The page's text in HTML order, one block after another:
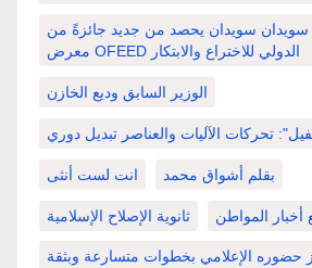
سويدان يحصد من جديد جائزةً من
معرض OFEED الدولي للاختراع والابتكار
الوزير السابق وديع الخازن
تحركات الآليات والعناصر تبديل دوري
انت لست أنثى بقلم أشواق محمد
ثانوية الإصلاح الإسلامية المواطن
الإعلامي بخطوات متسارعة وبثقة